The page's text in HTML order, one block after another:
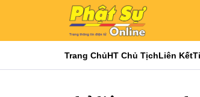
Trang ChủHT Chủ TịchLiên Kết